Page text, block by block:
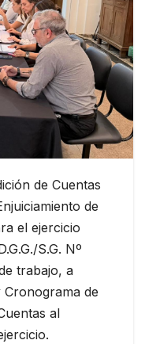
de Cuentas
de
el ejercicio
S.G. Nº
trabajo, a
de
al